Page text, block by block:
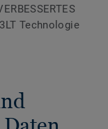
Technologie